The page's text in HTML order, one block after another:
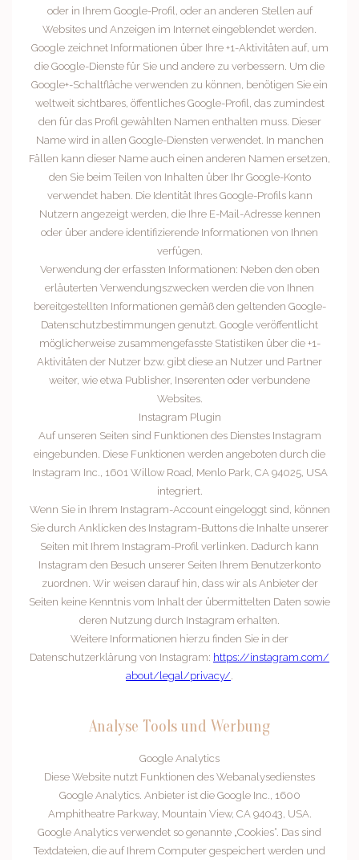
oder in Ihrem Google-Profil, oder an anderen Stellen auf
Websites und Anzeigen im Internet eingeblendet werden.
Google zeichnet Informationen über Ihre +1-Aktivitäten auf, um
die Google-Dienste für Sie und andere zu verbessern. Um die
Google+-Schaltfläche verwenden zu können, benötigen Sie ein
weltweit sichtbares, öffentliches Google-Profil, das zumindest
den für das Profil gewählten Namen enthalten muss. Dieser
Name wird in allen Google-Diensten verwendet. In manchen
Fällen kann dieser Name auch einen anderen Namen ersetzen,
den Sie beim Teilen von Inhalten über Ihr Google-Konto
verwendet haben. Die Identität Ihres Google-Profils kann
Nutzern angezeigt werden, die Ihre E-Mail-Adresse kennen
oder über andere identifizierende Informationen von Ihnen
verfügen.
Verwendung der erfassten Informationen: Neben den oben
erläuterten Verwendungszwecken werden die von Ihnen
bereitgestellten Informationen gemäß den geltenden Google-
Datenschutzbestimmungen genutzt. Google veröffentlicht
möglicherweise zusammengefasste Statistiken über die +1-
Aktivitäten der Nutzer bzw. gibt diese an Nutzer und Partner
weiter, wie etwa Publisher, Inserenten oder verbundene
Websites.
Instagram Plugin
Auf unseren Seiten sind Funktionen des Dienstes Instagram
eingebunden. Diese Funktionen werden angeboten durch die
Instagram Inc., 1601 Willow Road, Menlo Park, CA 94025, USA
integriert.
Wenn Sie in Ihrem Instagram-Account eingeloggt sind, können
Sie durch Anklicken des Instagram-Buttons die Inhalte unserer
Seiten mit Ihrem Instagram-Profil verlinken. Dadurch kann
Instagram den Besuch unserer Seiten Ihrem Benutzerkonto
zuordnen. Wir weisen darauf hin, dass wir als Anbieter der
Seiten keine Kenntnis vom Inhalt der übermittelten Daten sowie
deren Nutzung durch Instagram erhalten.
Weitere Informationen hierzu finden Sie in der
Datenschutzerklärung von Instagram: https://instagram.com/
about/legal/privacy/
Analyse Tools und Werbung
Google Analytics
Diese Website nutzt Funktionen des Webanalysedienstes
Google Analytics. Anbieter ist die Google Inc., 1600
Amphitheatre Parkway, Mountain View, CA 94043, USA.
Google Analytics verwendet so genannte „Cookies“. Das sind
Textdateien, die auf Ihrem Computer gespeichert werden und